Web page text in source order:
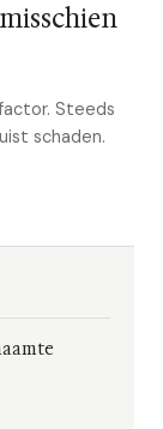
Steeds
schaden.